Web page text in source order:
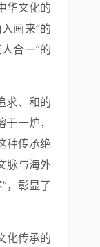
华文化的
画来”的
合一”的
求、和的
一炉，
种传承绝
脉与海外
，彰显了
化传承的